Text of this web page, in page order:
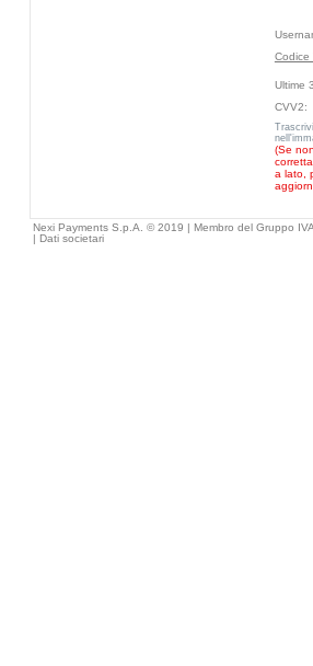
Codice
Ultime
CVV2:
(Se
a lato,
Nexi Payments S.p.A. © 2019 | Membro del Gruppo
| Dati societari